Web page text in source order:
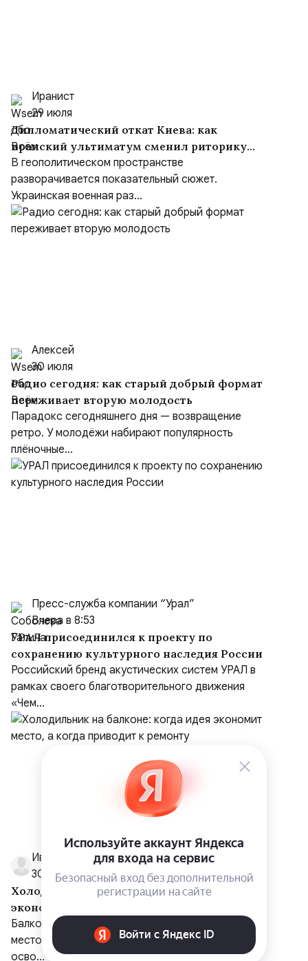
Иранист
29 июля
Дипломатический откат Киева: как
иранский ультиматум сменил риторику
Зеленского
В геополитическом пространстве
разворачивается показательный сюжет.
Украинская военная раз...
Алексей
30 июля
Радио сегодня: как старый добрый формат
переживает вторую молодость
Парадокс сегодняшнего дня — возвращение
ретро. У молодёжи набирают популярность
плёночные...
Пресс-служба компании “Урал”
Вчера в 8:53
УРАЛ присоединился к проекту по
сохранению культурного наследия России
Российский бренд акустических систем УРАЛ в
рамках своего благотворительного движения
«Чем...
Иван Умнов
30 июля
Холодильник на балконе: когда идея
экономит место, а когда приводит к
ремонту
Балкон часто кажется идеальным запасным
местом для холодильника: розетка рядом, кухня
осво...